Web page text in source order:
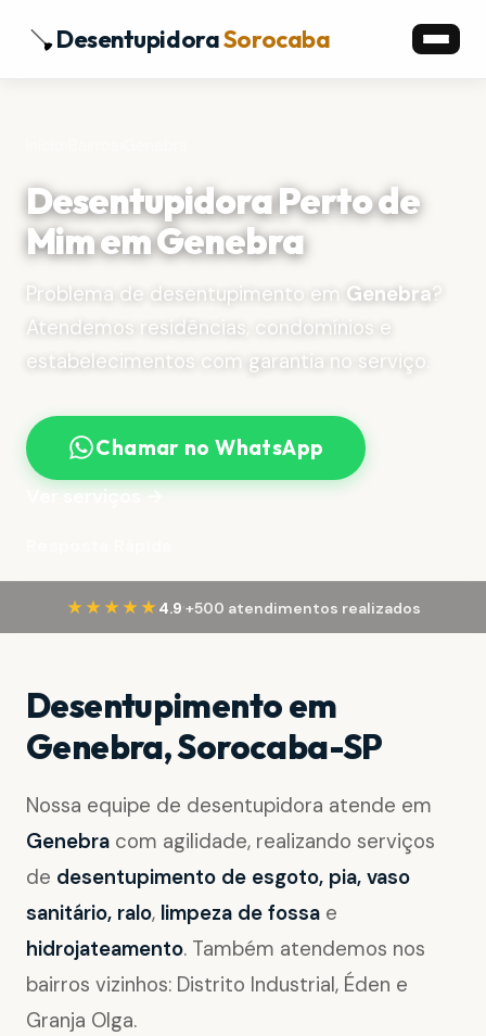
DesentupidoraSorocaba
Desentupidora Perto de
Mim em Genebra
Problema de desentupimento em Genebra?
Atendemos residências, condomínios e
estabelecimentos com garantia no serviço.
Chamar no WhatsApp
Ver serviços →
★★★★★ 4.9·+500 atendimentos realizados
Desentupimento em
Genebra, Sorocaba-SP
Nossa equipe de desentupidora atende em
Genebra com agilidade, realizando serviços
de desentupimento de esgoto, pia, vaso
sanitário, ralo, limpeza de fossa e
hidrojateamento. Também atendemos nos
bairros vizinhos: Distrito Industrial, Éden e
Granja Olga.